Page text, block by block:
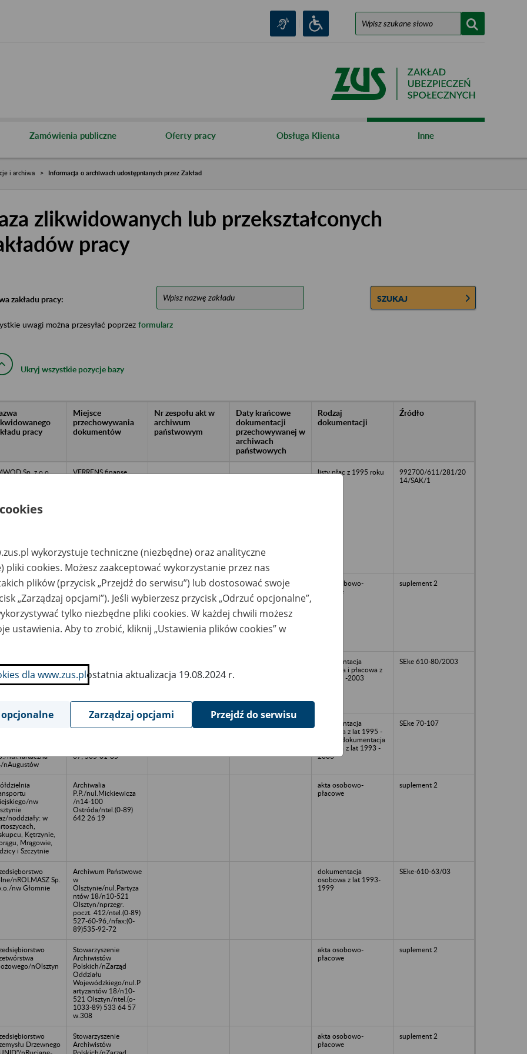
Zamówienia publiczne Oferty pracy Obsługa Klienta Inne
i archiwa Informacja o archiwach udostępnianych przez Zakład
zlikwidowanych lub przekształconych
pracy
zakładu pracy: SZUKAJ
uwagi można przesyłać poprzez formularz
Ukryj wszystkie pozycje bazy
pracy
Miejsce
przechowywania
dokumentów
Nr zespołu akt w
archiwum
państwowym
Daty krańcowe
dokumentacji
przechowywanej w
archiwach
państwowych
Rodzaj
dokumentacji
Źródło
Sp. z o.o.
VERRENS finanse
mail:
archiwa@verrens.pl
listy płac z 1995 roku
992700/611/281/20
14/SAK/1
Kółek
nw
Stowarzyszenie
Archiwistów Polskich
Zarząd Oddziału
Wojewódzkiego
ul.Partyzantów 18 10-
521 Olsztyn tel.(0-
1033-89) 533 64
akta osobowo-
płacowe
suplement 2
Sp. z
nGdynia ul.
25
w Gdańsku/nul.Wały
Piastowskie 5/n80-
958 Gdańsk/ntel.(0
/nfax.301 83 66
dokumentacja
osobowa i płacowa z
lat 1991 -2003
SEke 610-80/2003
nul.Tartaczna
nAugustów
Archiwum Państwowe
67; 565-01-85
dokumentacja
osobowa z lat 1995 -
2002/ndokumentacja
płacowa z lat 1993 -
2003
SEke 70-107
nw
noddziały: w
Kętrzynie,
Mrągowie,
i Szczytnie
Archiwalia
P.P./nul.Mickiewicza
/n14-100
Ostróda/ntel.(0-89)
642 26 19
akta osobowo-
płacowe
suplement 2
nROLMASZ Sp.
nw Głomnie
Archiwum Państwowe
w
Olsztynie/nul.Partyza
ntów 18/n10-521
Olsztyn/nprzegr.
poczt. 412/ntel.(0-89)
527-60-96,/nfax:(0-
89)535-92-72
dokumentacja
osobowa z lat 1993-
1999
SEke-610-63/03
nOlsztyn
Stowarzyszenie
Archiwistów
Polskich/nZarząd
Oddziału
Wojewódzkiego/nul.P
artyzantów 18/n10-
521 Olsztyn/ntel.(o-
1033-89) 533 64 57
w.308
akta osobowo-
płacowe
suplement 2
Drzewnego
Stowarzyszenie
Archiwistów
akta osobowo-
płacowe
suplement 2
wykorzystuje techniczne (niezbędne) oraz analityczne
pliki cookies. Możesz zaakceptować wykorzystanie przez nas
plików (przycisk „Przejdź do serwisu”) lub dostosować swoje
„Zarządzaj opcjami”). Jeśli wybierzesz przycisk „Odrzuć opcjonalne”,
tylko niezbędne pliki cookies. W każdej chwili możesz
ustawienia. Aby to zrobić, kliknij „Ustawienia plików cookies” w
dla www.zus.plostatnia aktualizacja 19.08.2024 r.
Zarządzaj opcjami Przejdź do serwisu